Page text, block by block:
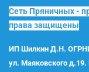
Сеть Пряничных -
права защищены
ИП Шилкин Д.Н.
ул. Маяковского д.19.